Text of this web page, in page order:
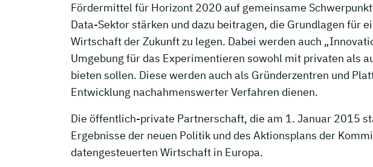
Fördermittel für Horizont 2020 auf gemeinsame
Data-Sektor stärken und dazu beitragen, die Grundlagen für
Wirtschaft der Zukunft zu legen. Dabei werden auch
Umgebung für das Experimentieren sowohl mit privaten als
bieten sollen. Diese werden auch als Gründerzentren und
Entwicklung nachahmenswerter Verfahren dienen.
Die öffentlich-private Partnerschaft, die am 1. Januar 2015
Ergebnisse der neuen Politik und des Aktionsplans der
datengesteuerten Wirtschaft in Europa.